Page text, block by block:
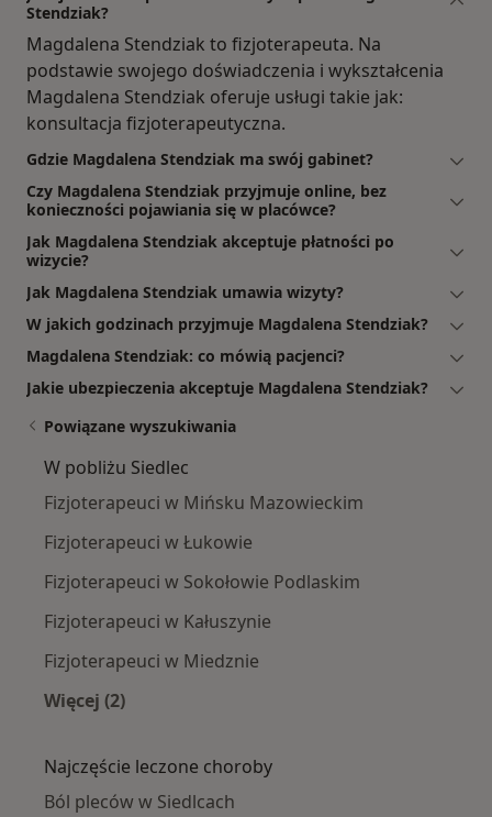
Stendziak?
Magdalena Stendziak to fizjoterapeuta. Na
podstawie swojego doświadczenia i wykształcenia
Magdalena Stendziak oferuje usługi takie jak:
konsultacja fizjoterapeutyczna.
Gdzie Magdalena Stendziak ma swój gabinet?
Czy Magdalena Stendziak przyjmuje online, bez
konieczności pojawiania się w placówce?
Jak Magdalena Stendziak akceptuje płatności po
wizycie?
Jak Magdalena Stendziak umawia wizyty?
W jakich godzinach przyjmuje Magdalena Stendziak?
Magdalena Stendziak: co mówią pacjenci?
Jakie ubezpieczenia akceptuje Magdalena Stendziak?
Powiązane wyszukiwania
W pobliżu Siedlec
Fizjoterapeuci w Mińsku Mazowieckim
Fizjoterapeuci w Łukowie
Fizjoterapeuci w Sokołowie Podlaskim
Fizjoterapeuci w Kałuszynie
Fizjoterapeuci w Miedznie
Więcej (2)
Najczęście leczone choroby
Ból pleców w Siedlcach